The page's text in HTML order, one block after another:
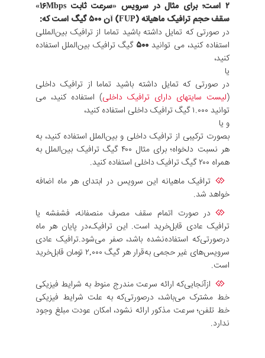
۲ است؛ برای مثال در سرویس «سرعت ثابت ۱۶Mbps»
سقف حجم ترافیک ماهیانه (FUP) آن
۵۰۰ گیگ است که:
در صورتی که تمایل داشته باشید تماما از ترافیک بین‌المللی
استفاده کنید، می توانید ۵۰۰ گیگ ترافیک بین‌الملل استفاده
کنید،
یا
در صورتی که تمایل داشته باشید تماما از ترافیک داخلی
(لیست سایتهای دارای ترافیک داخلی) استفاده کنید، می
توانید ۱.۰۰۰ گیگ ترافیک داخلی استفاده کنید،
و یا
بصورت ترکیبی از ترافیک داخلی و بین‌الملل استفاده کنید، به
هر نسبت دلخواه؛ برای مثال ۴۰۰ گیگ ترافیک بین‌الملل به
همراه ۲۰۰ گیگ ترافیک داخلی استفاده کنید.
ترافیک ماهیانه این سرویس در ابتدای هر ماه اضافه
خواهد شد.
در صورت اتمام سقف مصرف منصفانه، فشفشه یا
ترافیک عادی قابل‌خرید است. این ترافیک،در پایان هر ماه
درصورتی‌که استفاده‌نشده باشد، صفر می‌شود.ترافیک عادی
سرویس‌های غیر حجمی به‌قرار هر گیگ ۲,۰۰۰ تومان قابل‌خرید
است.
ازآنجایی‌که ارائه سرعت مندرج منوط به شرایط فیزیکی
خط مشترک می‌باشد، درصورتی‌که به علت شرایط فیزیکی
خط تلفن؛ سرعت مذکور ارائه نشود، امکان عودت مبلغ وجود
ندارد.